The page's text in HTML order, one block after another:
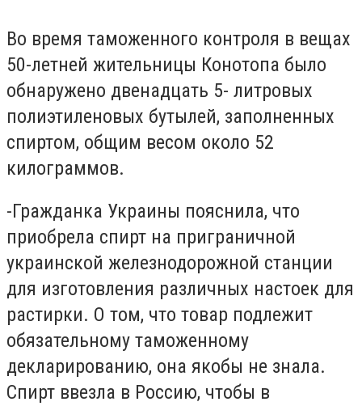
Во время таможенного контроля в вещах
50-летней жительницы Конотопа было
обнаружено двенадцать 5- литровых
полиэтиленовых бутылей, заполненных
спиртом, общим весом около 52
килограммов.
-Гражданка Украины пояснила, что
приобрела спирт на приграничной
украинской железнодорожной станции
для изготовления различных настоек для
растирки. О том, что товар подлежит
обязательному таможенному
декларированию, она якобы не знала.
Спирт ввезла в Россию, чтобы в